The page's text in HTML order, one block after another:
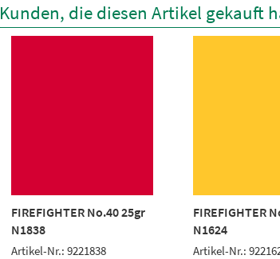
Kunden, die diesen Artikel gekauft
FIREFIGHTER No.40 25gr
N1838
Artikel-Nr.: 9221838
FIREFIGHTER
N1624
Artikel-Nr.: